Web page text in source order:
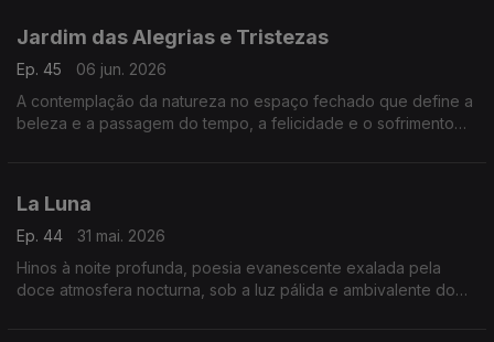
Jardim das Alegrias e Tristezas
Ep. 45
06 jun. 2026
A contemplação da natureza no espaço fechado que define a
beleza e a passagem do tempo, a felicidade e o sofrimento
La Luna
Ep. 44
31 mai. 2026
Hinos à noite profunda, poesia evanescente exalada pela
doce atmosfera nocturna, sob a luz pálida e ambivalente do